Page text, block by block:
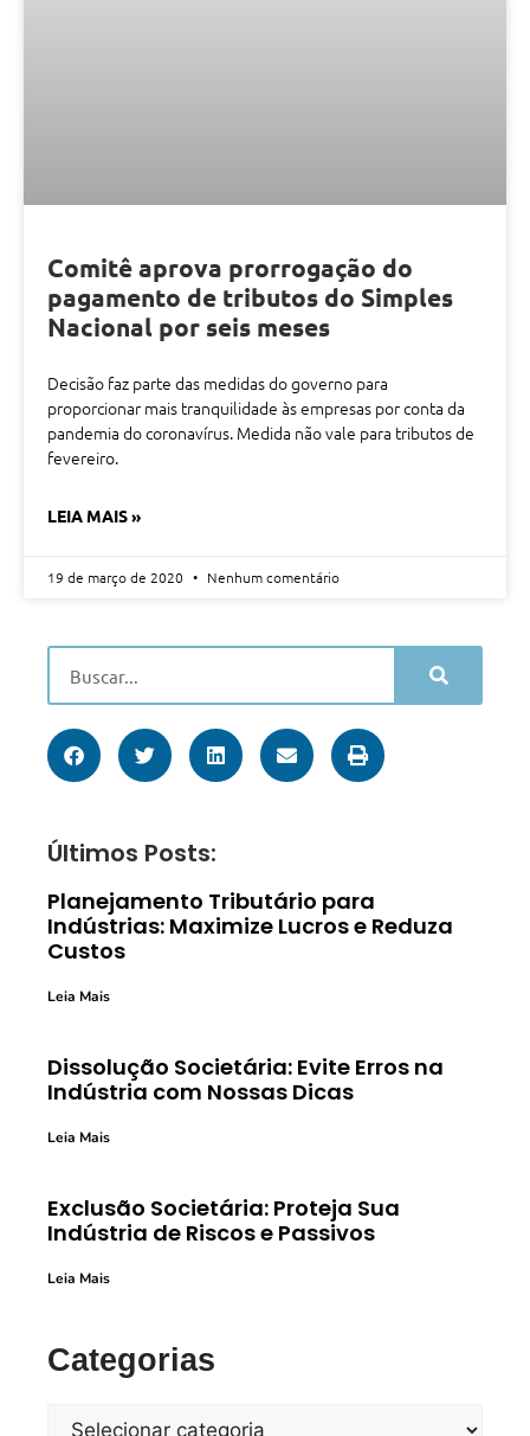
Comitê aprova prorrogação do
pagamento de tributos do Simples
Nacional por seis meses
Decisão faz parte das medidas do governo para
proporcionar mais tranquilidade às empresas por conta da
pandemia do coronavírus. Medida não vale para tributos de
fevereiro.
LEIA MAIS »
19 de março de 2020 Nenhum comentário
Últimos Posts:
Planejamento Tributário para
Indústrias: Maximize Lucros e Reduza
Custos
Leia Mais
Dissolução Societária: Evite Erros na
Indústria com Nossas Dicas
Leia Mais
Exclusão Societária: Proteja Sua
Indústria de Riscos e Passivos
Leia Mais
Categorias